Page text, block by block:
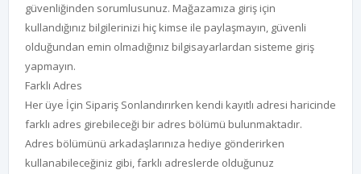
güvenliğinden sorumlusunuz. Mağazamıza giriş için
kullandığınız bilgilerinizi hiç kimse ile paylaşmayın, güvenli
olduğundan emin olmadığınız bilgisayarlardan sisteme giriş
yapmayın.
Farklı Adres
Her üye İçin Sipariş Sonlandırırken kendi kayıtlı adresi haricinde
farklı adres girebileceği bir adres bölümü bulunmaktadır.
Adres bölümünü arkadaşlarınıza hediye gönderirken
kullanabileceğiniz gibi, farklı adreslerde olduğunuz